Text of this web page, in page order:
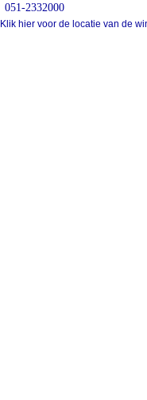
051-2332000
Klik hier voor de locatie van de